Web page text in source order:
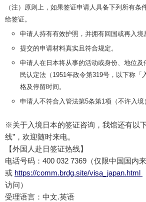
（注）原则上，如果签证申请人具备下列所有条
给签证。
申请人持有有效护照，并拥有回国或再入境
提交的申请材料真实且符合规定。
申请人在日本将从事的活动或身份、地位
民认定法（1951年政令第319号，以下称「
格及停留时间。
申请人不符合入管法第5条第1项（不许入境
※关于入境日本的签证咨询，我馆还有以
线”，欢迎随时来电。
【外国人赴日签证热线】
电话号码：400 032 7369（仅限中国国内来
或 https://comm.brdg.site/visa_japan.html
访问）
受理语言：中文.英语